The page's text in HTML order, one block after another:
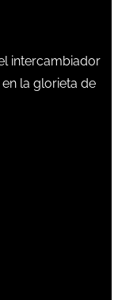
intercambiador
la glorieta de